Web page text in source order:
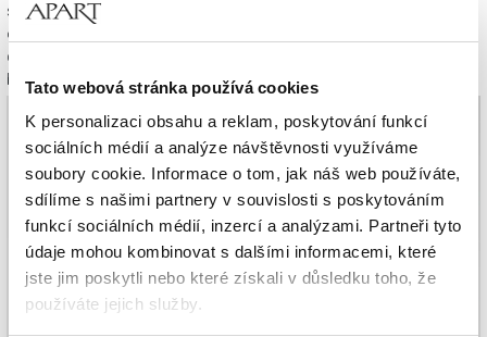
Tato webová stránka používá cookies
K personalizaci obsahu a reklam, poskytování funkcí
sociálních médií a analýze návštěvnosti využíváme
soubory cookie. Informace o tom, jak náš web používáte,
sdílíme s našimi partnery v souvislosti s poskytováním
funkcí sociálních médií, inzercí a analýzami. Partneři tyto
údaje mohou kombinovat s dalšími informacemi, které
jste jim poskytli nebo které získali v důsledku toho, že
používáte jejich služby.
spolu s dárkovou krabičkou a taštičkou – v závislosti na
objednaném sortimentu. Váš nákup se tak stane krásným
dárkem, který můžete bez dalších příprav věnovat svým
blízkým.